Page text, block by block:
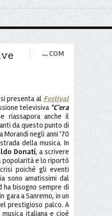
… COM
si presenta al Festival
televisiva "C'era
riassapora anche il
da questo punto di
negli anni '70
della musica. In
Donati, a scrivere
popolarità e lo riportò
poichè gli eventi
sono amatissimi dal
ha bisogno sempre di
a Sanremo, in un
prestigioso palco. A
italiana e cioè